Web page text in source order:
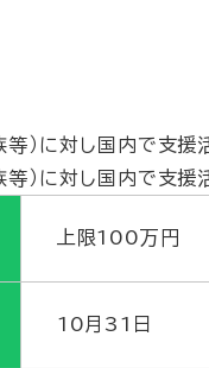
等）に対し国内で支
等）に対し国内で
上限100万円
10月31日